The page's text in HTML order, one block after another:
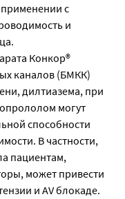
с
и
Конкор®
каналов (БМКК)
дилтиазема, при
могут
способности
В частности,
пациентам,
может привести
и AV блокаде.